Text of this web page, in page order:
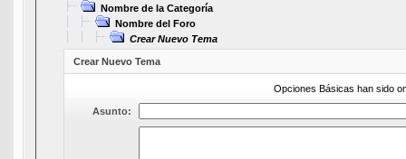
Nombre de la Categoría
Nombre del Foro
Crear Nuevo Tema
Crear Nuevo Tema
Opciones Básicas han sido
Asunto: